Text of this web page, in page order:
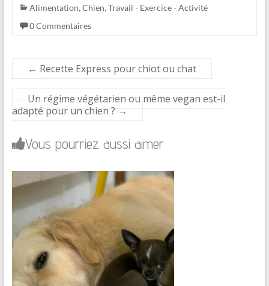
Alimentation, Chien, Travail - Exercice - Activité
0 Commentaires
← Recette Express pour chiot ou chat
Un régime végétarien ou même vegan est-il
adapté pour un chien ? →
Vous pourriez aussi aimer